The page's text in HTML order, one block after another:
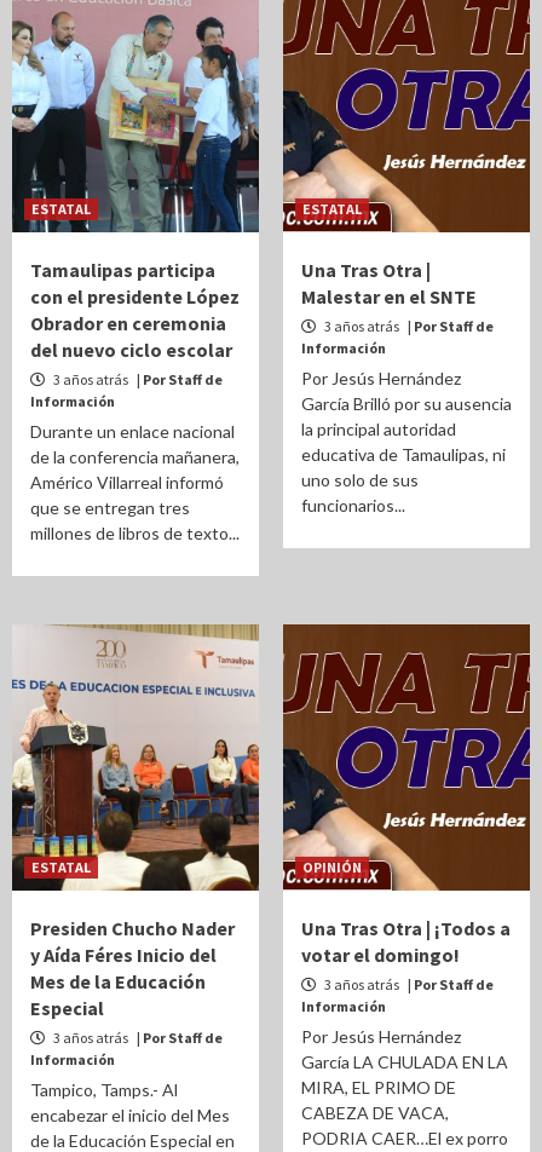
ESTATAL
Tamaulipas participa
con el presidente López
Obrador en ceremonia
del nuevo ciclo escolar
3 años atrás | Por Staff de
Información
Durante un enlace nacional
de la conferencia mañanera,
Américo Villarreal informó
que se entregan tres
millones de libros de texto...
ESTATAL
Una Tras Otra |
Malestar en el SNTE
3 años atrás | Por Staff de
Información
Por Jesús Hernández
García Brilló por su ausencia
la principal autoridad
educativa de Tamaulipas, ni
uno solo de sus
funcionarios...
ESTATAL
Presiden Chucho Nader
y Aída Féres Inicio del
Mes de la Educación
Especial
3 años atrás | Por Staff de
Información
Tampico, Tamps.- Al
encabezar el inicio del Mes
de la Educación Especial en
OPINIÓN
Una Tras Otra | ¡Todos a
votar el domingo!
3 años atrás | Por Staff de
Información
Por Jesús Hernández
García LA CHULADA EN LA
MIRA, EL PRIMO DE
CABEZA DE VACA,
PODRIA CAER…El ex porro